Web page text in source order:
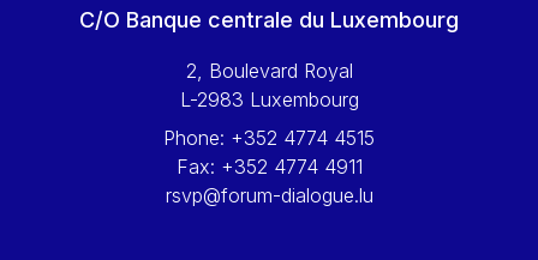
Wolfgang Ketterle
Yossi Beillin
Yves FRANCHET
C/O Banque centrale du Luxembourg
2, Boulevard Royal
L-2983 Luxembourg
Phone: +352 4774 4515
Fax: +352 4774 4911
rsvp@forum-dialogue.lu